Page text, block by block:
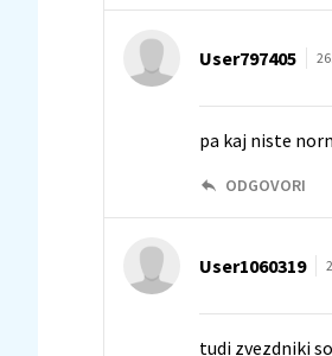
User797405
pa kaj niste
ODGOVORI
User1060319
tudi zvezdniki